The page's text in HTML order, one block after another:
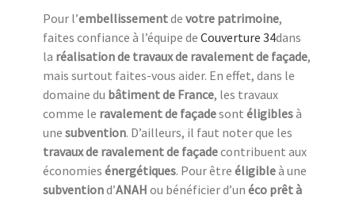
Pour l’embellissementde votre patrimoine,
faites confiance à l’équipe de Couverture 34dans
la réalisation de travaux de ravalement de façade,
mais surtout faites-vous aider. En effet, dans le
domaine du bâtiment de France, les travaux
comme le ravalement de façadesont éligiblesà
une subvention. D’ailleurs, il faut noter que les
travaux de ravalement de façadecontribuent aux
économies énergétiques. Pour être éligibleà une
subventiond’ANAH ou bénéficier d’un éco prêt à